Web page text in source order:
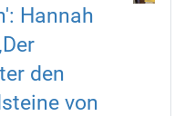
Hannah
den
von